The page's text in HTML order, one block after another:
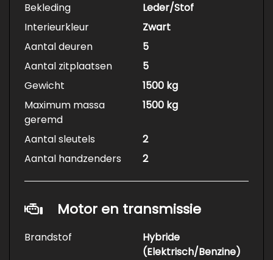
Bekleding
Leder/Stof
Interieurkleur
Zwart
Aantal deuren
5
Aantal zitplaatsen
5
Gewicht
1500 kg
Maximum massa
geremd
1500 kg
Aantal sleutels
2
Aantal handzenders
2
Motor en transmissie
Brandstof
Hybride
(Elektrisch/Benzine)